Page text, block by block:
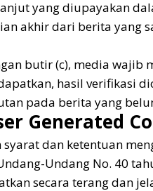
yang diupayakan
akhir dari berita yang
butir (c), media wajib
hasil verifikasi
pada berita yang
Generated
dan ketentuan
Undang No. 40
secara terang dan